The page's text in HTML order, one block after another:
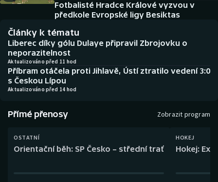
Biatlon
Boby a skeleton
Box
Curling
Dostihy
Historické návraty
Aplikace ČT sport
AZ kvíz
Fotbalisté Hradce Králové vyzvou v
předkole Evropské ligy Besiktas
Články k tématu
Liberec díky gólu Dulaye připravil Zbrojovku o
neporazitelnost
Aktualizováno před 11 hod
Příbram otáčela proti Jihlavě, Ústí ztratilo vedení 3:0
s Českou Lípou
Aktualizováno před 14 hod
Přímé přenosy Zobrazit program
OSTATNÍ
Orientační běh: SP Česko – střední trať
HOKEJ
Hokej: